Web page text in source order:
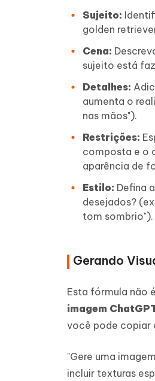
Sujeito:
golden
Cena:
sujeito está
Detalhes:
aumenta o
nas mãos").
Restrições:
composta e o
aparência de
Estilo: Defina
desejados?
tom sombrio").
Gerando
Esta fórmula não
imagem
você pode copiar
"Gere uma
incluir texturas